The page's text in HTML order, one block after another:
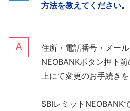
方法を教えてください。
住所・電話番号・メール
NEOBANKボタン押下前
上にて変更のお手続きを
SBIレミットNEOBANK